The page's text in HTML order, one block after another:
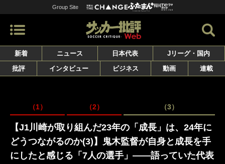
Group Site
新着 ニュース 日本代表
Jリーグ・国内
批評
インタビュー ビジネス 動画 連載
（1） （2） （3）
【J1川崎が取り組んだ23年の「成長」は、24年に
どうつながるのか(3)】鬼木監督が自身と成長を手
にしたと感じる「7人の選手」――語っていた代表